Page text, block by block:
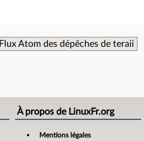
Flux Atom des dépêches de teraii
À propos de LinuxFr.org
Mentions légales